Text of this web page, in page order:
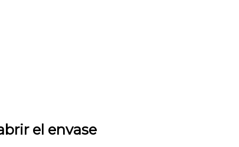
el envase